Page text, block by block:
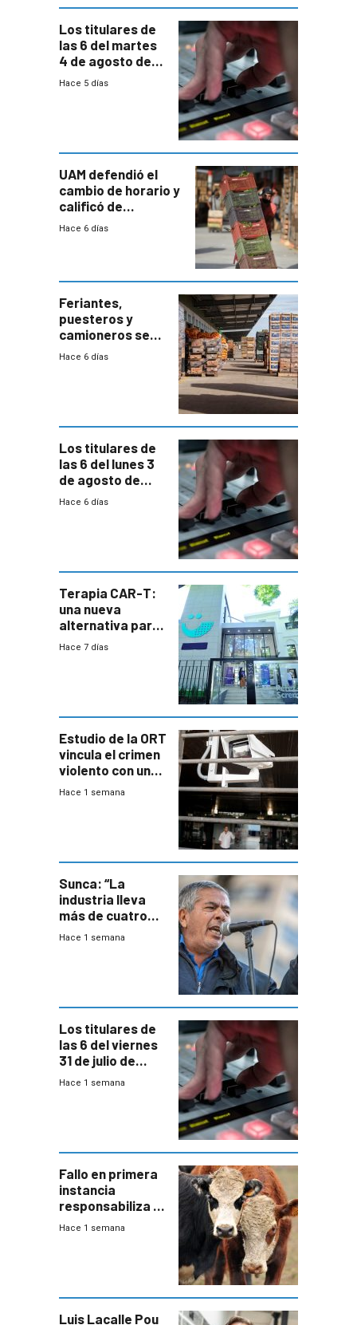
Los titulares de
las 6 del martes
4 de agosto de
2026
Hace 5 días
UAM defendió el
cambio de horario y
calificó de
“desproporcionado”
Hace 6 días
Feriantes,
puesteros y
camioneros se
movilizaron en
Hace 6 días
Los titulares de
las 6 del lunes 3
de agosto de
2026
Hace 6 días
Terapia CAR-T:
una nueva
alternativa para
niños y
Hace 7 días
Estudio de la ORT
vincula el crimen
violento con una
menor creación
Hace 1 semana
Sunca: “La
industria lleva
más de cuatro
meses sin
Hace 1 semana
Los titulares de
las 6 del viernes
31 de julio de
2026
Hace 1 semana
Fallo en primera
instancia
responsabiliza al
Estado por falta
Hace 1 semana
Luis Lacalle Pou